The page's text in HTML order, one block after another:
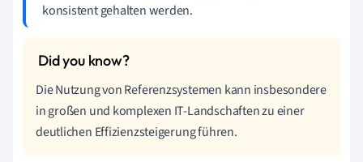
konsistent gehalten werden.
Die Nutzung von Referenzsystemen kann insbesondere
in großen und komplexen IT-Landschaften zu einer
deutlichen Effizienzsteigerung führen.